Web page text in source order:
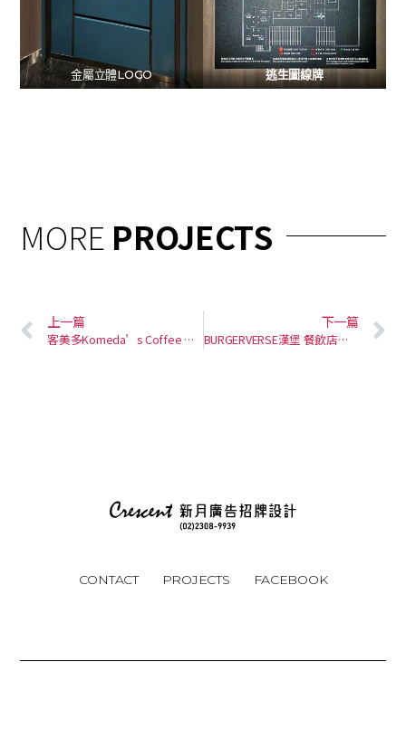
金屬立體LOGO 逃生圖線牌
MORE PROJECTS
上一篇
客美多Komeda’s Coffee 咖啡店招牌
下一篇
BURGERVERSE漢堡 餐飲店招牌
CONTACT PROJECTS FACEBOOK